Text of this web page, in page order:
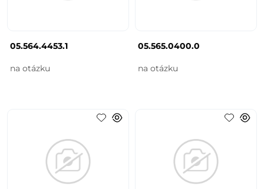
05.564.4453.1
na otázku
05.565.0400.0
na otázku